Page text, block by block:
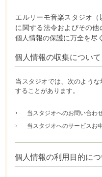
エルリーモ音楽スタジオ
に関する法令およびその
個人情報の保護に万全を尽
個人情報の収集について
当スタジオでは、次のよう
することがあります。
当スタジオへのお問い合わ
当スタジオへのサービスお
個人情報の利用目的につ